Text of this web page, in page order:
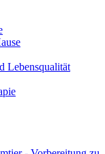
Lebensqualität